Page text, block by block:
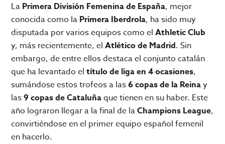
La Primera División Femenina de España, mejor
conocida como la Primera Iberdrola, ha sido muy
disputada por varios equipos como elAthletic Club
y, más recientemente, elAtlético de Madrid. Sin
embargo, de entre ellos destaca el conjunto catalán
que ha levantado eltítulo de liga en 4 ocasiones,
sumándose estos trofeos a las6 copas de la Reinay
las9 copas de Cataluñaque tienen en su haber. Este
año lograron llegar a la final de laChampions League,
convirtiéndose en el primer equipo español femenil
en hacerlo.